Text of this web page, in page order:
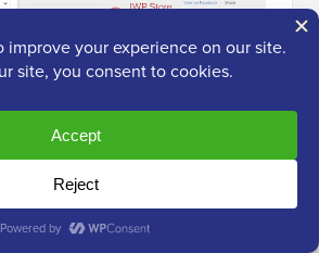
Balloon no incluye el botón de
en tu feed.
que sea más fácil para los visitantes
por lo que es posible que